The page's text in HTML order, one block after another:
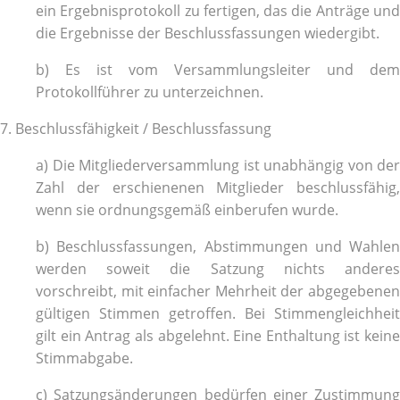
ein Ergebnisprotokoll zu fertigen, das die Anträge und
die Ergebnisse der Beschlussfassungen wiedergibt.
b) Es ist vom Versammlungsleiter und dem
Protokollführer zu unterzeichnen.
7. Beschlussfähigkeit / Beschlussfassung
a) Die Mitgliederversammlung ist unabhängig von der
Zahl der erschienenen Mitglieder beschlussfähig,
wenn sie ordnungsgemäß einberufen wurde.
b) Beschlussfassungen, Abstimmungen und Wahlen
werden soweit die Satzung nichts anderes
vorschreibt, mit einfacher Mehrheit der abgegebenen
gültigen Stimmen getroffen. Bei Stimmengleichheit
gilt ein Antrag als abgelehnt. Eine Enthaltung ist keine
Stimmabgabe.
c) Satzungsänderungen bedürfen einer Zustimmung